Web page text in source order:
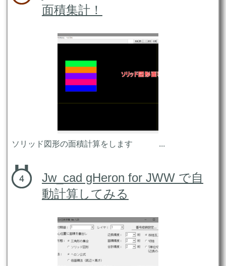
面積集計！
ソリッド図形の面積計算をします ...
Jw_cad gHeron for JWW で自
動計算してみる